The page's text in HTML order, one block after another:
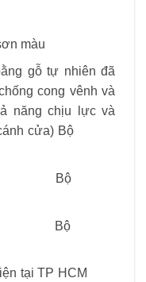
màu
gỗ tự nhiên đã
cong vênh và
năng chịu lực và
cánh cửa) Bộ
bộ) Bộ
tròn Bộ
tại TP HCM